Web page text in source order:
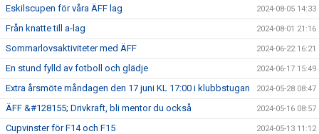
Eskilscupen för våra ÄFF lag 2024-08-05 14:33
Från knatte till a-lag 2024-08-01 21:16
Sommarlovsaktiviteter med ÄFF 2024-06-22 16:21
En stund fylld av fotboll och glädje 2024-06-17 15:49
Extra årsmöte måndagen den 17 juni KL 17:00 i klubbstugan 2024-05-28 08:47
ÄFF &#128155; Drivkraft, bli mentor du också 2024-05-16 08:57
Cupvinster för F14 och F15 2024-05-13 11:12